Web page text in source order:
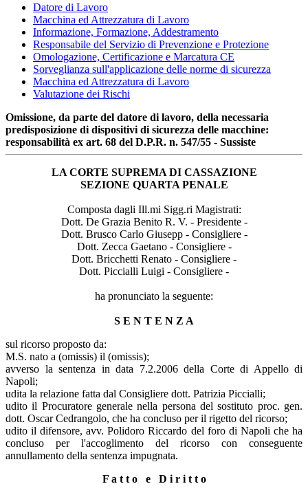
Datore di Lavoro
Macchina ed Attrezzatura di Lavoro
Informazione, Formazione, Addestramento
Responsabile del Servizio di Prevenzione e Protezione
Omologazione, Certificazione e Marcatura CE
Sorveglianza sull'applicazione delle norme di sicurezza
Macchina ed Attrezzatura di Lavoro
Valutazione dei Rischi
Omissione, da parte del datore di lavoro, della necessaria
predisposizione di dispositivi di sicurezza delle macchine:
responsabilità ex art. 68 del D.P.R. n. 547/55 - Sussiste
LA CORTE SUPREMA DI CASSAZIONE
SEZIONE QUARTA PENALE
Composta dagli Ill.mi Sigg.ri Magistrati:
Dott. De Grazia Benito R. V. - Presidente -
Dott. Brusco Carlo Giusepp - Consigliere -
Dott. Zecca Gaetano - Consigliere -
Dott. Bricchetti Renato - Consigliere -
Dott. Piccialli Luigi - Consigliere -
ha pronunciato la seguente:
S E N T E N Z A
sul ricorso proposto da:
M.S. nato a (omissis) il (omissis);
avverso la sentenza in data 7.2.2006 della Corte di Appello di
Napoli;
udita la relazione fatta dal Consigliere dott. Patrizia Piccialli;
udito il Procuratore generale nella persona del sostituto proc. gen.
dott. Oscar Cedrangolo, che ha concluso per il rigetto del ricorso;
udito il difensore, avv. Polidoro Riccardo del foro di Napoli che ha
concluso per l'accoglimento del ricorso con conseguente
annullamento della sentenza impugnata.
F a t t o e D i r i t t o